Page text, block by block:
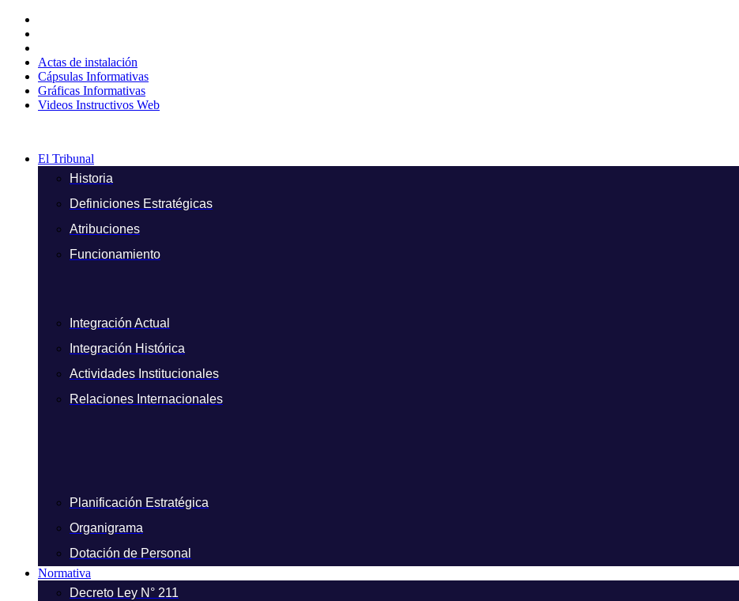
contenido
Actas de instalación
Cápsulas Informativas
Gráficas Informativas
Videos Instructivos Web
El Tribunal
Historia
Definiciones Estratégicas
Atribuciones
Funcionamiento
Integración Actual
Integración Histórica
Actividades Institucionales
Relaciones Internacionales
Planificación Estratégica
Organigrama
Dotación de Personal
Normativa
Decreto Ley N° 211